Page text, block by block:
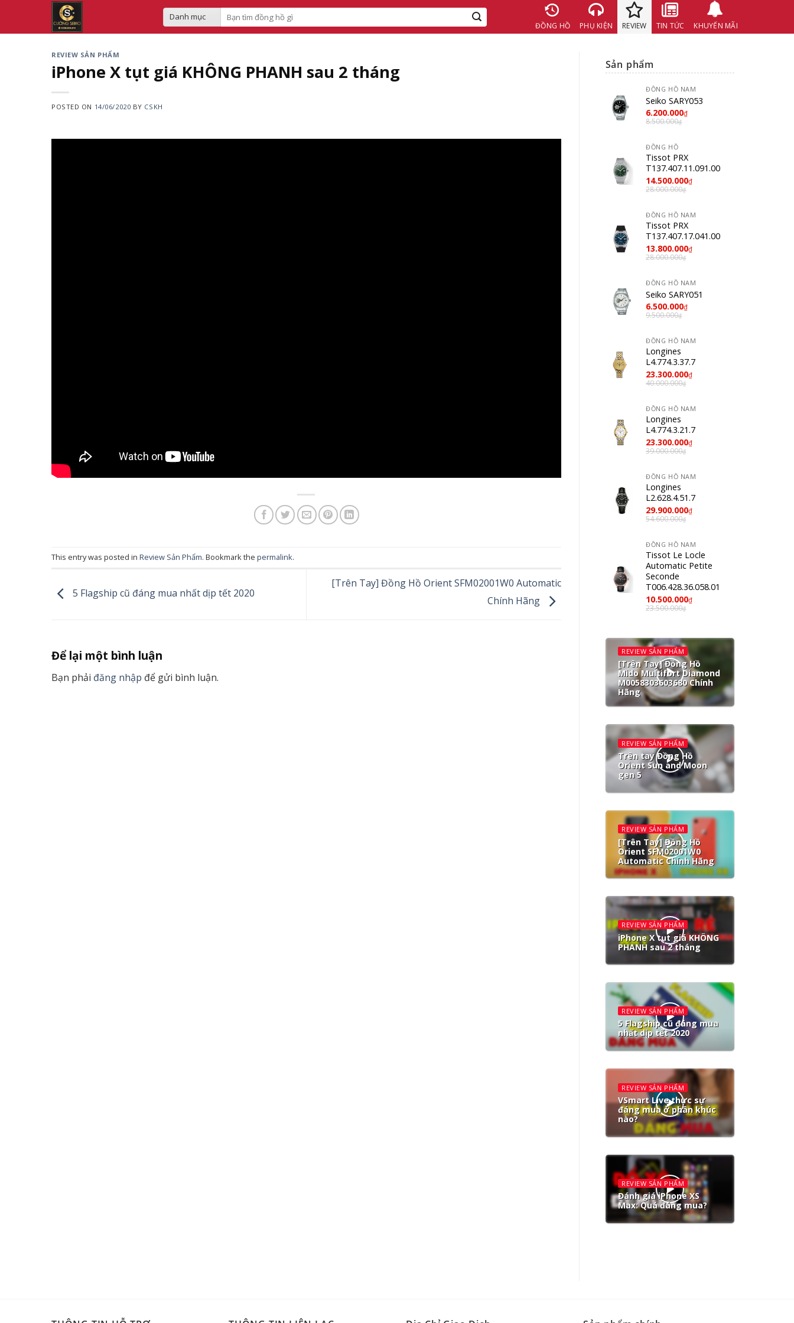
content
Search
for:
ĐỒNG HỒ PHỤ KIỆN REVIEW TIN TỨC KHUYẾN MÃI
REVIEW SẢN PHẨM
iPhone X tụt giá KHÔNG PHANH sau 2 tháng
POSTED ON 14/06/2020 BY CSKH
This entry was posted in Review Sản Phẩm. Bookmark the permalink.
5 Flagship cũ đáng mua nhất dịp tết 2020
[Trên Tay] Đồng Hồ Orient SFM02001W0 Automatic
Chính Hãng
Để lại một bình luận
Bạn phải đăng nhập để gửi bình luận.
Sản phẩm
ĐỒNG HỒ NAM
Seiko SARY053
6.200.000₫
8.500.000₫
ĐỒNG HỒ
Tissot PRX
T137.407.11.091.00
14.500.000₫
28.000.000₫
ĐỒNG HỒ NAM
Tissot PRX
T137.407.17.041.00
13.800.000₫
28.000.000₫
ĐỒNG HỒ NAM
Seiko SARY051
6.500.000₫
9.500.000₫
ĐỒNG HỒ NAM
Longines
L4.774.3.37.7
23.300.000₫
40.000.000₫
ĐỒNG HỒ NAM
Longines
L4.774.3.21.7
23.300.000₫
39.000.000₫
ĐỒNG HỒ NAM
Longines
L2.628.4.51.7
29.900.000₫
54.600.000₫
ĐỒNG HỒ NAM
Tissot Le Locle
Automatic Petite
Seconde
T006.428.36.058.01
10.500.000₫
23.500.000₫
REVIEW SẢN PHẨM
[Trên Tay] Đồng Hồ
Mido Multifort Diamond
M0058303603680 Chính
Hãng
REVIEW SẢN PHẨM
Trên tay Đồng Hồ
Orient Sun and Moon
gen 5
REVIEW SẢN PHẨM
[Trên Tay] Đồng Hồ
Orient SFM02001W0
Automatic Chính Hãng
REVIEW SẢN PHẨM
iPhone X tụt giá KHÔNG
PHANH sau 2 tháng
REVIEW SẢN PHẨM
5 Flagship cũ đáng mua
nhất dịp tết 2020
REVIEW SẢN PHẨM
VSmart Live thực sự
đáng mua ở phân khúc
nào?
REVIEW SẢN PHẨM
Đánh giá iPhone XS
Max: Quá đáng mua?